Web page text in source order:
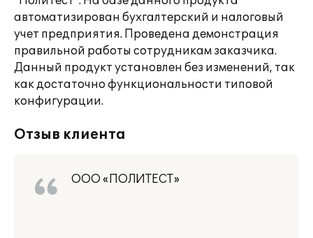
автоматизирован бухгалтерский и налоговый
учет предприятия. Проведена демонстрация
правильной работы сотрудникам заказчика.
Данный продукт установлен без изменений, так
как достаточно функциональности типовой
конфигурации.
Отзыв клиента
ООО «ПОЛИТЕСТ»